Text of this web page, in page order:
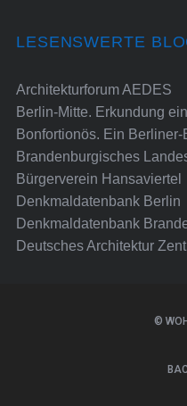
LESENSWERTE
Architekturforum AEDES
Berlin-Mitte. Erkundung
Bonfortionös. Ein
Brandenburgisches
Bürgerverein Hansaviertel
Denkmaldatenbank Berlin
Denkmaldatenbank
Deutsches Architektur
©